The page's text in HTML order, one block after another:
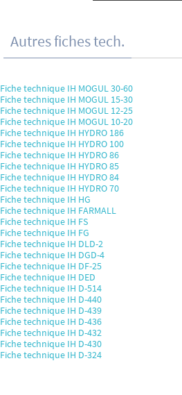
Autres fiches tech.
Fiche technique IH MOGUL 30-60
Fiche technique IH MOGUL 15-30
Fiche technique IH MOGUL 12-25
Fiche technique IH MOGUL 10-20
Fiche technique IH HYDRO 186
Fiche technique IH HYDRO 100
Fiche technique IH HYDRO 86
Fiche technique IH HYDRO 85
Fiche technique IH HYDRO 84
Fiche technique IH HYDRO 70
Fiche technique IH HG
Fiche technique IH FARMALL
Fiche technique IH FS
Fiche technique IH FG
Fiche technique IH DLD-2
Fiche technique IH DGD-4
Fiche technique IH DF-25
Fiche technique IH DED
Fiche technique IH D-514
Fiche technique IH D-440
Fiche technique IH D-439
Fiche technique IH D-436
Fiche technique IH D-432
Fiche technique IH D-430
Fiche technique IH D-324